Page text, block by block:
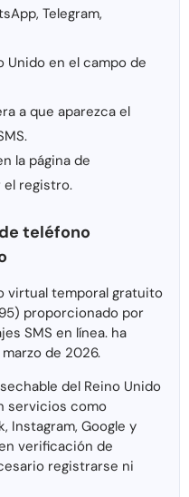
Telegram,
Unido en el campo de
a que aparezca el
la página de
registro.
teléfono
virtual temporal gratuito
proporcionado por
SMS en línea. ha
de 2026.
del Reino Unido
servicios como
Instagram, Google y
verificación de
registrarse ni